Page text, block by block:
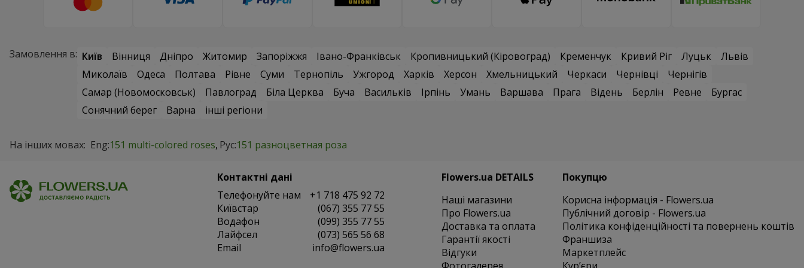
Замовлення в: Київ Вінниця Дніпро Житомир Запоріжжя Івано-Франківськ Кропивницький (Кіровоград) Кременчук Кривий Ріг Луцьк
Львів
Миколаїв
Одеса Полтава Рівне Суми Тернопіль Ужгород Харків Херсон Хмельницький Черкаси Чернівці
Чернігів
Самар (Новомосковськ)
Павлоград Біла Церква Буча Васильків Ірпінь Умань Варшава Прага Відень Берлін Ревне
Бургас
Сонячний берег
Варна інші регіони
На інших мовах: Eng:151 multi-colored roses Рус:151 разноцветная роза
Контактні дані
Телефонуйте нам
+1 718 475 92 72
Київстар
(067) 355 77 55
Водафон
(099) 355 77 55
Лайфсел
(073) 565 56 68
Email
info@flowers.ua
Flowers.ua DETAILS
Наші магазини
Про Flowers.ua
Доставка та оплата
Гарантії якості
Відгуки
Покупцю
Корисна інформація - Flowers.ua
Публічний договір - Flowers.ua
Політика конфіденційності та повернень коштів
Франшиза
Маркетплейс